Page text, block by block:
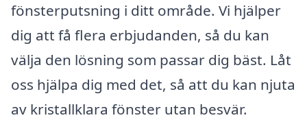
fönsterputsning i ditt område. Vi hjälper
dig att få flera erbjudanden, så du kan
välja den lösning som passar dig bäst. Låt
oss hjälpa dig med det, så att du kan njuta
av kristallklara fönster utan besvär.